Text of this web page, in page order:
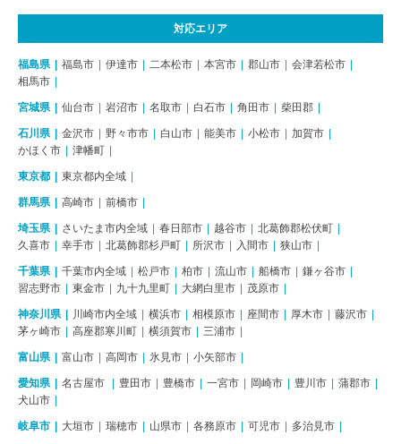
対応エリア
福島県 福島市 伊達市 二本松市 本宮市 郡山市
会津若松市
相馬市
宮城県 仙台市 岩沼市 名取市 白石市 角田市 柴田郡
石川県 金沢市 野々市市 白山市 能美市 小松市
加賀市
かほく市
津幡町
東京都 東京都内全域
群馬県 高崎市 前橋市
埼玉県 さいたま市内全域 春日部市 越谷市
北葛飾郡松伏町
久喜市
幸手市 北葛飾郡杉戸町 所沢市 入間市 狭山市
千葉県 千葉市内全域 松戸市 柏市 流山市 船橋市
鎌ヶ谷市
習志野市
東金市 九十九里町 大網白里市 茂原市
神奈川県 川崎市内全域 横浜市 相模原市 座間市 厚木市
藤沢市
茅ヶ崎市
高座郡寒川町 横須賀市 三浦市
富山県 富山市 高岡市 氷見市 小矢部市
愛知県 名古屋市 豊田市 豊橋市 一宮市 岡崎市 豊川市
蒲郡市
犬山市
岐阜市 大垣市 瑞穂市 山県市 各務原市 可児市 多治見市